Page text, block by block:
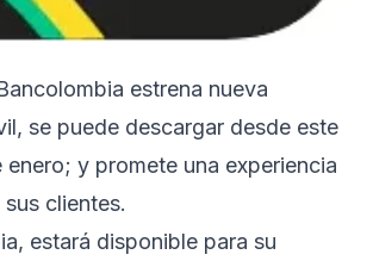
estrena nueva
se puede descargar desde este
enero; y promete una experiencia
clientes.
estará disponible para su